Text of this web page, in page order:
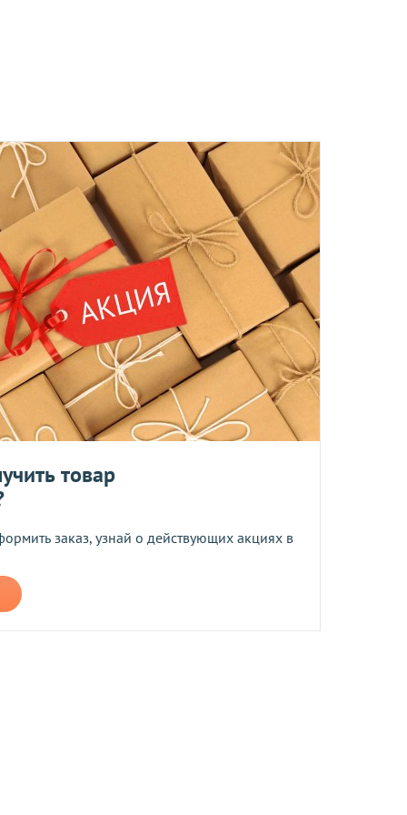
моих персональных данных
не более 10 мб
получите на следующий день после отправки заказа.
возврату и обмену не подлежат.
товар
заказ, узнай о действующих акциях в